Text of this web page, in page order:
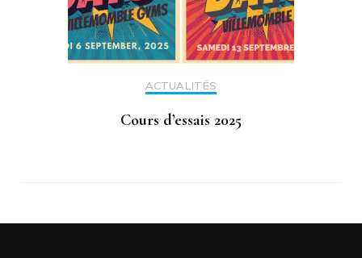
ACTUALITÉS
Cours d’essais 2025